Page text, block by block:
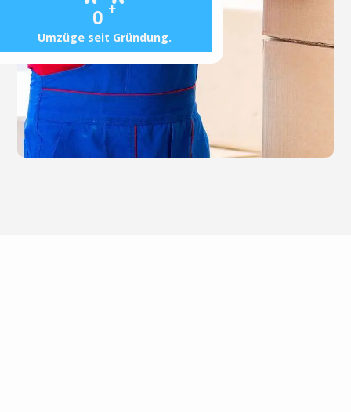
0 +
Umzüge seit Gründung.